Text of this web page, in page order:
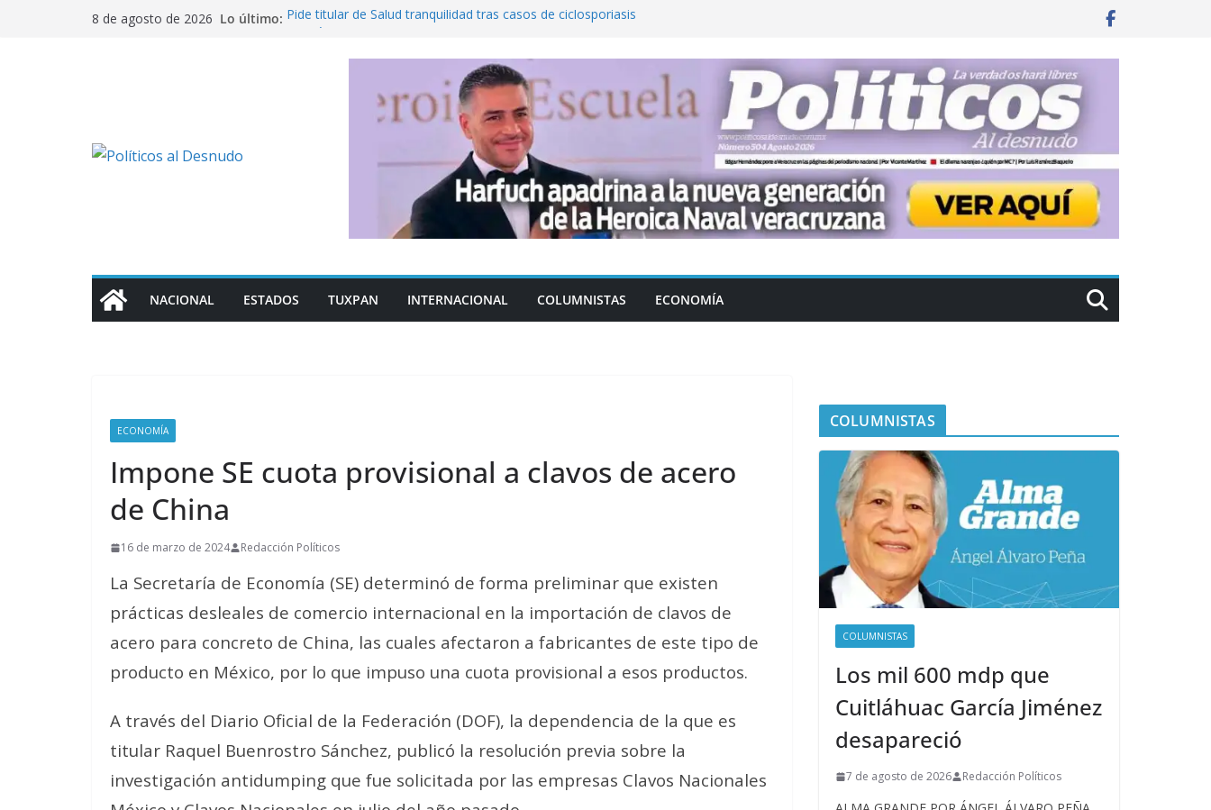
8 de agosto de 2026 Lo último: Pide titular de Salud tranquilidad tras casos de ciclosporiasis
¡Truena Ramírez Zepeta contra diputado del PT! Lo acusa de
“traicionar” a la 4T
De la Espriella toma el poder en Colombia y promete una
guerra sin tregua contra el narcoterrorismo
Fujimori celebra restablecimiento de vínculos con México:
“Somos países hermanos”
NACIONAL ESTADOS TUXPAN INTERNACIONAL COLUMNISTAS ECONOMÍA
ECONOMÍA
Impone SE cuota provisional a clavos de acero
de China
16 de marzo de 2024 Redacción Políticos
La Secretaría de Economía (SE) determinó de forma preliminar que existen
prácticas desleales de comercio internacional en la importación de clavos de
acero para concreto de China, las cuales afectaron a fabricantes de este tipo de
producto en México, por lo que impuso una cuota provisional a esos productos.
A través del Diario Oficial de la Federación (DOF), la dependencia de la que es
titular Raquel Buenrostro Sánchez, publicó la resolución previa sobre la
investigación antidumping que fue solicitada por las empresas Clavos Nacionales
COLUMNISTAS
COLUMNISTAS
Los mil 600 mdp que
Cuitláhuac García Jiménez
desapareció
7 de agosto de 2026 Redacción Políticos